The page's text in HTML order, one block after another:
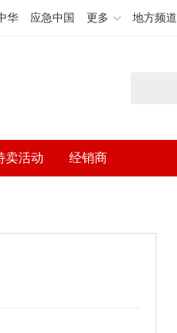
华 应急中国 更多 地方频道
卖活动 经销商